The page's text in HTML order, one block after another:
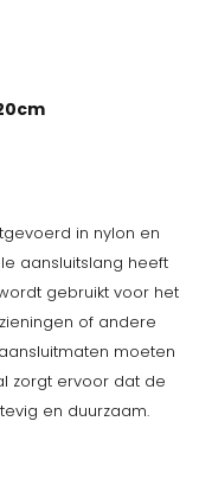
in nylon en
aansluitslang heeft
gebruikt voor het
of andere
moeten
zorgt ervoor dat de
en duurzaam.